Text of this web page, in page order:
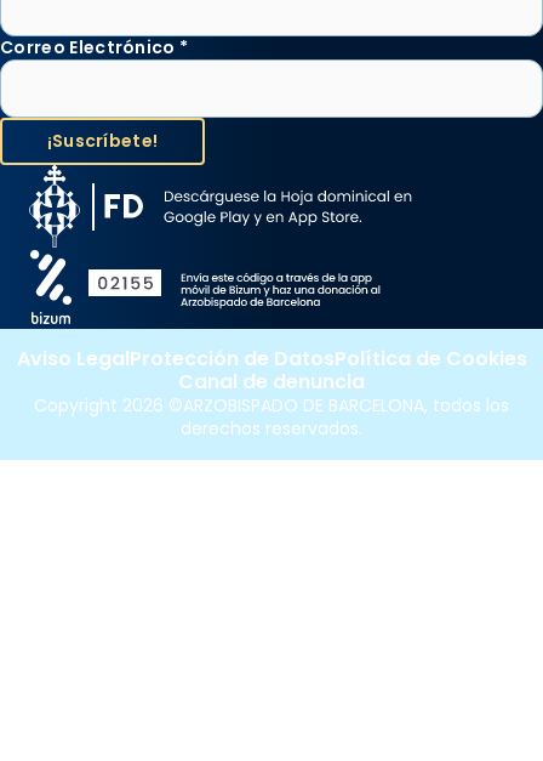
Correo Electrónico *
Copyright 2026 ©ARZOBISPADO DE BARCELONA, todos los
derechos reservados.
Aviso LegalProtección de DatosPolítica de Cookies
Canal de denuncia